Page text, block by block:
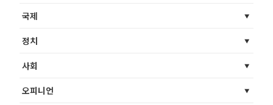
국제
정치
사회
오피니언